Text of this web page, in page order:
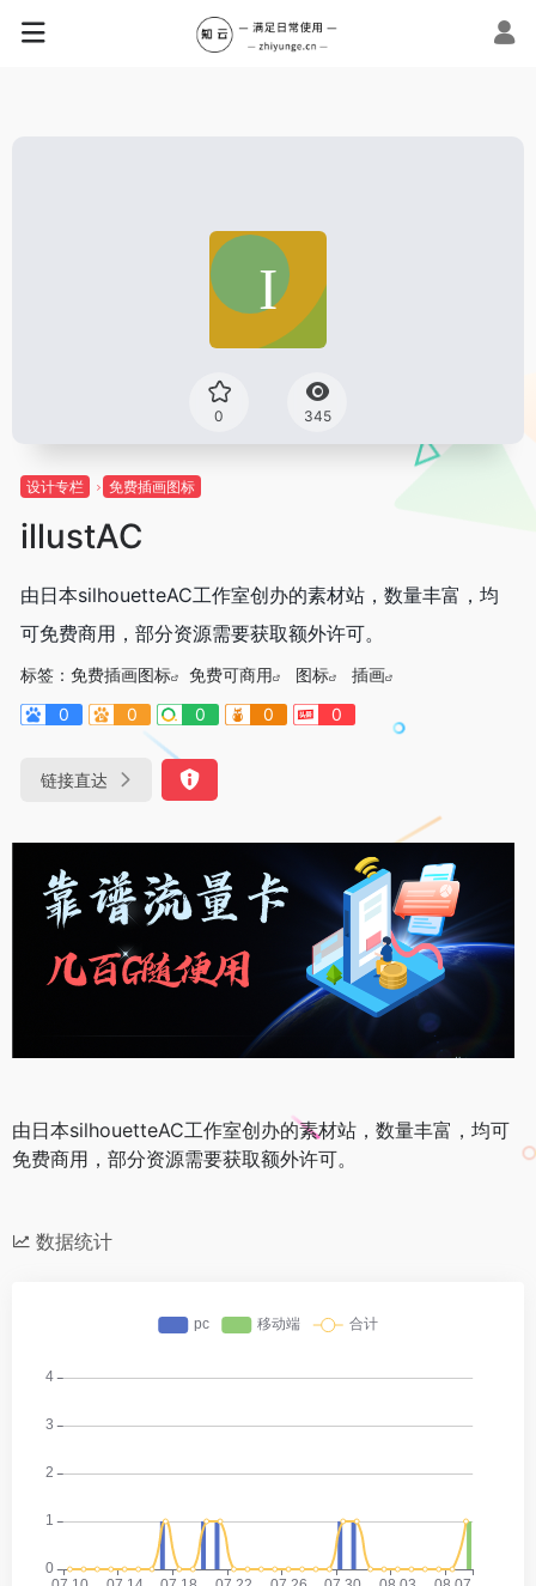
0 345
设计专栏 免费插画图标
illustAC
由日本silhouetteAC工作室创办的素材站，数量丰富，均
可免费商用，部分资源需要获取额外许可。
标签： 免费插画图标 免费可商用 图标
插画
0
0 0 0 0
链接直达
由日本silhouetteAC工作室创办的素材站，数量丰富，均可
免费商用，部分资源需要获取额外许可。
数据统计